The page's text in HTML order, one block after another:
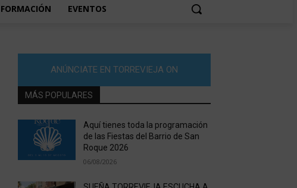
FORMACIÓN EVENTOS
ANÚNCIATE EN TORREVIEJA ON
MÁS POPULARES
Aquí tienes toda la programación
de las Fiestas del Barrio de San
Roque 2026
06/08/2026